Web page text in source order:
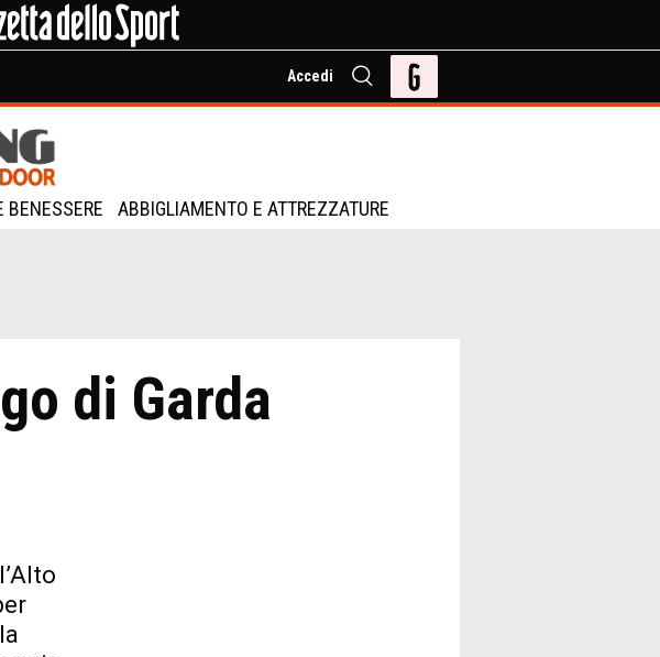
Accedi
BENESSERE ABBIGLIAMENTO E ATTREZZATURE
di Garda